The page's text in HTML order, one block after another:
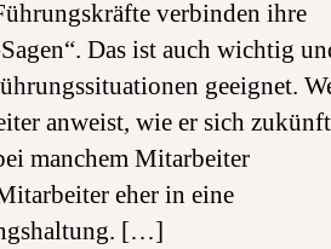
verbinden ihre
Das ist auch wichtig
geeignet.
anweist, wie er sich
manchem Mitarbeiter
eher in eine
[…]